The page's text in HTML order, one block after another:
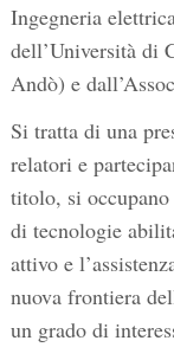
Ingegneria
dell’Università di
Andò) e
Si tratta di una
relatori e
titolo, si
di tecnologie
attivo e
nuova frontiera
un grado di